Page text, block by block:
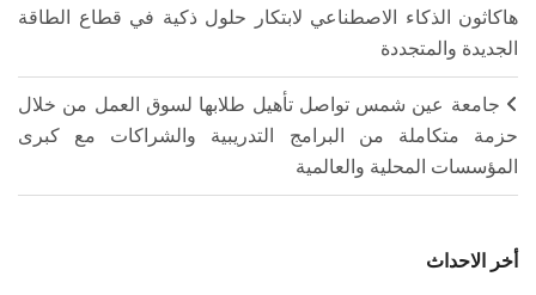
هاكاثون الذكاء الاصطناعي لابتكار حلول ذكية في قطاع الطاقة
الجديدة والمتجددة
جامعة عين شمس تواصل تأهيل طلابها لسوق العمل من خلال
حزمة متكاملة من البرامج التدريبية والشراكات مع كبرى
المؤسسات المحلية والعالمية
أخر الاحداث